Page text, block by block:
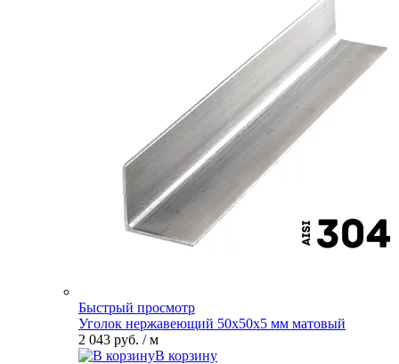
Быстрый просмотр
Уголок нержавеющий 50х50х5 мм матовый
2 043 руб. / м
В корзину